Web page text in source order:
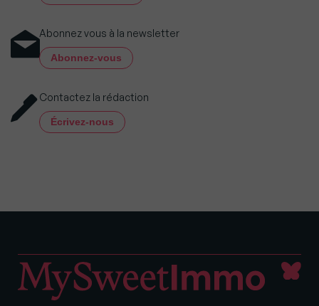
Abonnez vous à la newsletter
Abonnez-vous
Contactez la rédaction
Écrivez-nous